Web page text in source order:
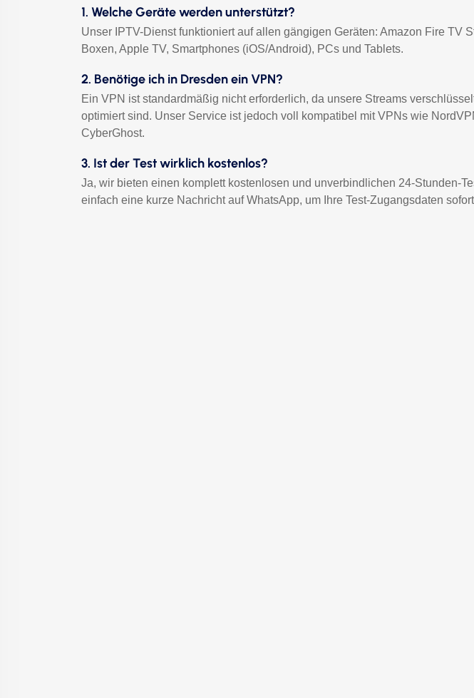
1. Welche Geräte werden unterstützt?
Unser IPTV-Dienst funktioniert auf allen gängigen Geräten: Amazon Fire TV
Boxen, Apple TV, Smartphones (iOS/Android), PCs und Tablets.
2. Benötige ich in Dresden ein VPN?
Ein VPN ist standardmäßig nicht erforderlich, da unsere Streams
optimiert sind. Unser Service ist jedoch voll kompatibel mit VPNs wie
CyberGhost.
3. Ist der Test wirklich kostenlos?
Ja, wir bieten einen komplett kostenlosen und unverbindlichen 24-Stunden-
einfach eine kurze Nachricht auf WhatsApp, um Ihre Test-Zugangsdaten